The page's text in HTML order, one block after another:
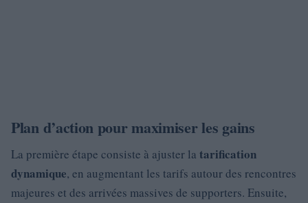
Plan d’action pour maximiser les gains
La première étape consiste à ajuster la tarification
dynamique, en augmentant les tarifs autour des rencontres
majeures et des arrivées massives de supporters. Ensuite,